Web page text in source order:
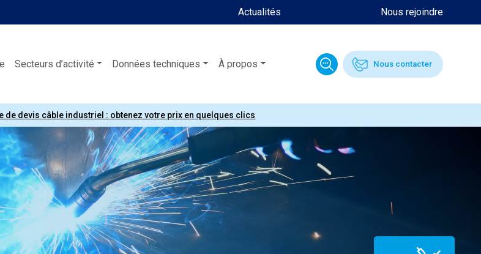
Nous rejoindre
Actualités
Secteurs d’activité Données techniques À propos Nous contacter
de devis câble industriel : obtenez votre prix en quelques clics